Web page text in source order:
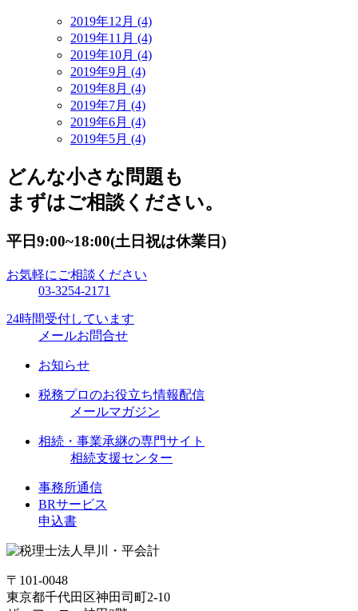
2019年12月 (4)
2019年11月 (4)
2019年10月 (4)
2019年9月 (4)
2019年8月 (4)
2019年7月 (4)
2019年6月 (4)
2019年5月 (4)
どんな小さな問題も
まずはご相談ください。
平日9:00~18:00(土日祝は休業日)
お気軽にご相談ください
03-3254-2171
24時間受付しています
メールお問合せ
お知らせ
税務プロのお役立ち情報配信
メールマガジン
相続・事業承継の専門サイト
相続支援センター
事務所通信
BRサービス
申込書
〒101-0048
東京都千代田区神田司町2-10